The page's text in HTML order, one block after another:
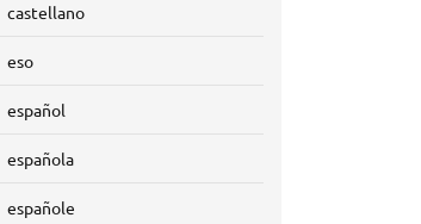
castellano
eso
español
española
españole